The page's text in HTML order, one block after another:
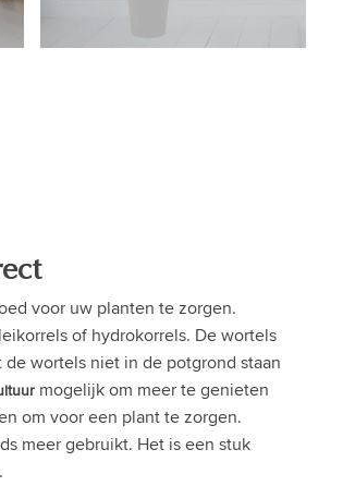
voor uw planten te zorgen.
of hydrokorrels. De wortels
wortels niet in de potgrond staan
mogelijk om meer te genieten
om voor een plant te zorgen.
meer gebruikt. Het is een stuk